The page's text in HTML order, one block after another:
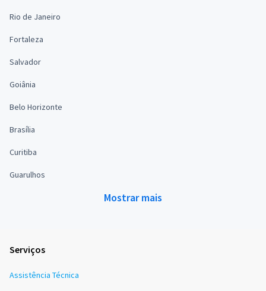
Rio de Janeiro
Fortaleza
Salvador
Goiânia
Belo Horizonte
Brasília
Curitiba
Guarulhos
Mostrar mais
Serviços
Assistência Técnica